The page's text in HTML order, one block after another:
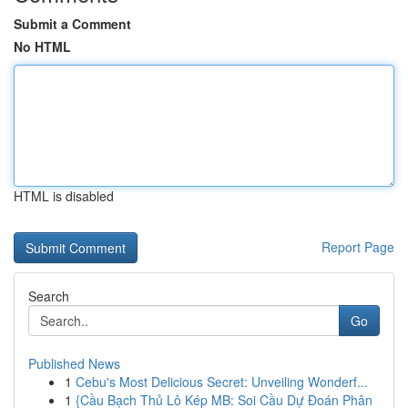
Submit a Comment
No HTML
HTML is disabled
Report Page
Search
Go
Published News
1 Cebu's Most Delicious Secret: Unveiling Wonderf...
1 {Cầu Bạch Thủ Lô Kép MB: Soi Cầu Dự Đoán Phân